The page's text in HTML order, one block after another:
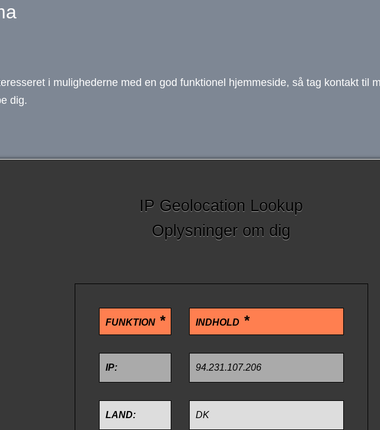
i mulighederne med en god funktionel hjemmeside, så tag kontakt til
dig.
IP Geolocation Lookup
Oplysninger om dig
FUNKTION INDHOLD
IP: 94.231.107.206
LAND: DK